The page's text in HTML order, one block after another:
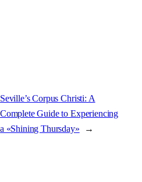
Seville’s Corpus Christi: A
Complete Guide to Experiencing
a «Shining Thursday»
→